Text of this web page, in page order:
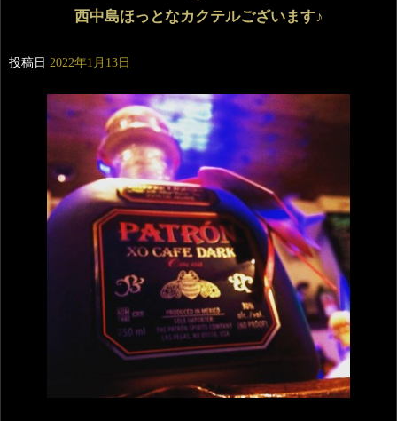
西中島ほっとなカクテルございます♪
投稿日 2022年1月13日